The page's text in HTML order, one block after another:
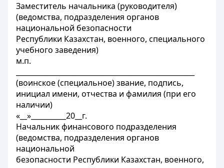
Заместитель начальника (руководителя)
(ведомства, подразделения органов
национальной безопасности
Республики Казахстан, военного, специального
учебного заведения)
м.п.
(воинское (специальное) звание, подпись,
инициал имени, отчества и фамилия (при его
наличии)
«__»__________20__г.
Начальник финансового подразделения
(ведомства, подразделения органов
национальной
безопасности Республики Казахстан, военного,